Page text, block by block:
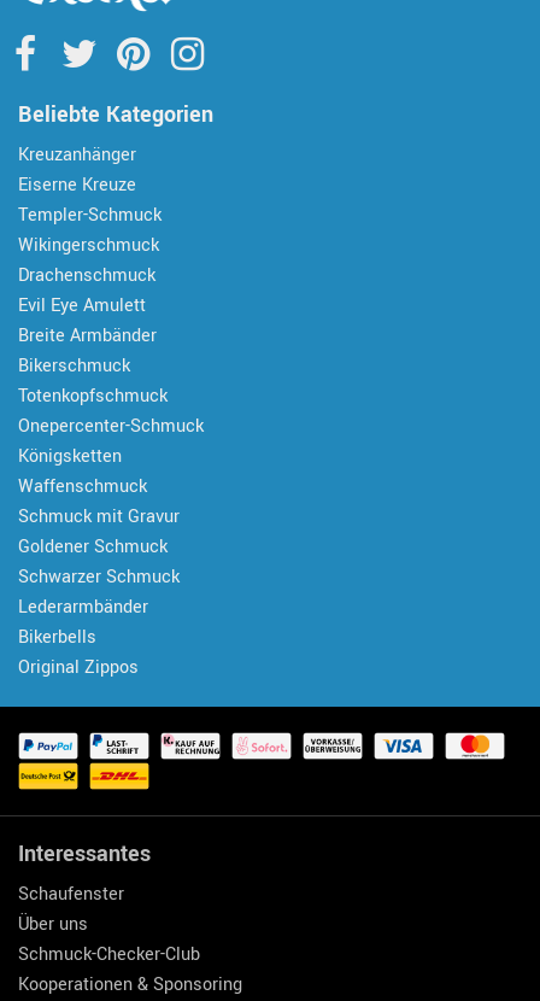
Beliebte Kategorien
Kreuzanhänger
Eiserne Kreuze
Templer-Schmuck
Wikingerschmuck
Drachenschmuck
Evil Eye Amulett
Breite Armbänder
Bikerschmuck
Totenkopfschmuck
Onepercenter-Schmuck
Königsketten
Waffenschmuck
Schmuck mit Gravur
Goldener Schmuck
Schwarzer Schmuck
Lederarmbänder
Bikerbells
Original Zippos
Interessantes
Schaufenster
Über uns
Schmuck-Checker-Club
Kooperationen & Sponsoring